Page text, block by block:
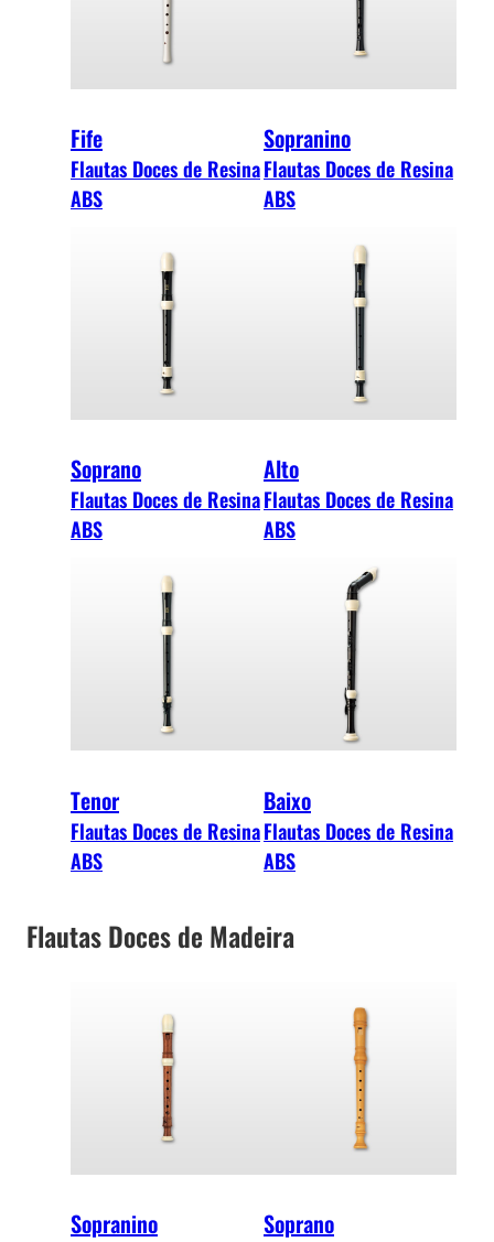
Fife
Flautas Doces de Resina
ABS
Sopranino
Flautas Doces de Resina
ABS
Soprano
Flautas Doces de Resina
ABS
Alto
Flautas Doces de Resina
ABS
Tenor
Flautas Doces de Resina
ABS
Baixo
Flautas Doces de Resina
ABS
Flautas Doces de Madeira
Sopranino Soprano